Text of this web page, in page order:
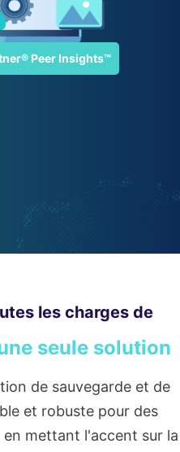
Peer Insights™
les charges de
seule solution
de sauvegarde et de
et robuste pour des
mettant l'accent sur la